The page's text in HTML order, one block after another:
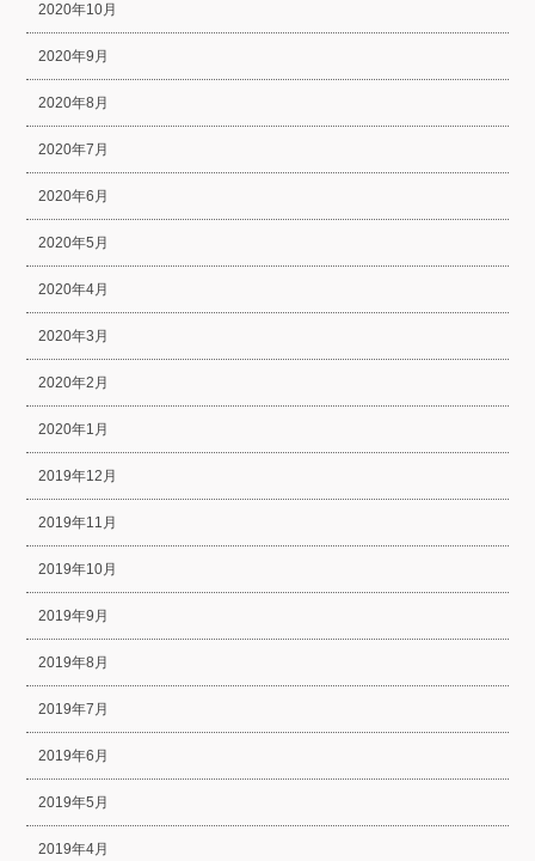
2020年10月
2020年9月
2020年8月
2020年7月
2020年6月
2020年5月
2020年4月
2020年3月
2020年2月
2020年1月
2019年12月
2019年11月
2019年10月
2019年9月
2019年8月
2019年7月
2019年6月
2019年5月
2019年4月